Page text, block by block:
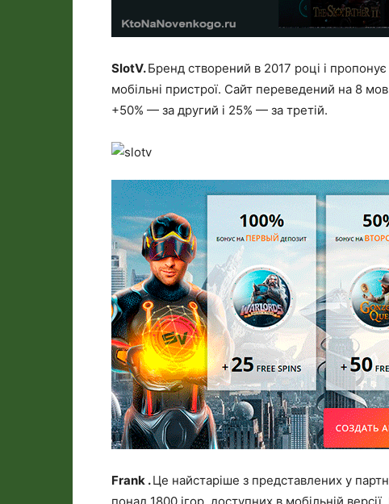
SlotV.Бренд створений в 2017 році і
мобільні пристрої. Сайт переведений на 8
+50% — за другий і 25% — за третій.
Frank .Це найстаріше з представлених у